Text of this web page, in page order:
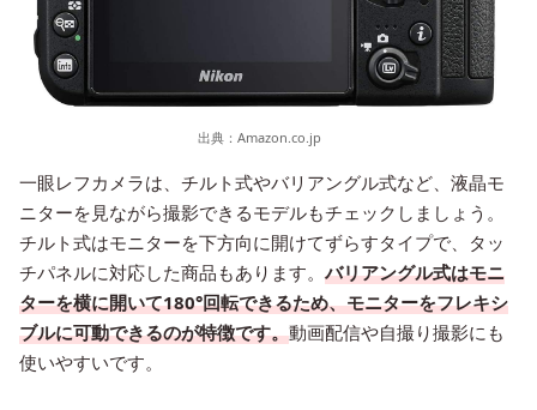
出典： Amazon.co.jp
一眼レフカメラは、チルト式やバリアングル式など、液晶モ
ニターを見ながら撮影できるモデルもチェックしましょう。
チルト式はモニターを下方向に開けてずらすタイプで、タッ
チパネルに対応した商品もあります。 バリアングル式はモニ
ターを横に開いて180°回転できるため、モニターをフレキシ
ブルに可動できるのが特徴です。動画配信や自撮り撮影にも
使いやすいです。